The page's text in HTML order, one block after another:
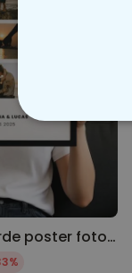
Gepersonaliseerde poster fotocollage met tekst